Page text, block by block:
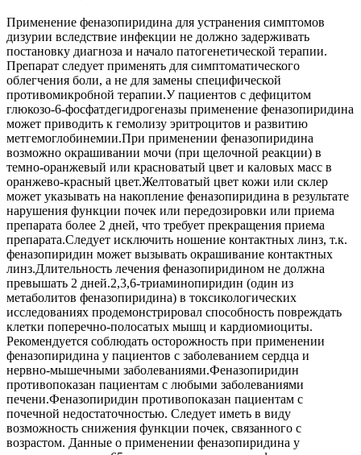
Применение феназопиридина для устранения симптомов
дизурии вследствие инфекции не должно задерживать
постановку диагноза и начало патогенетической терапии.
Препарат следует применять для симптоматического
облегчения боли, а не для замены специфической
противомикробной терапии.У пациентов с дефицитом
глюкозо-6-фосфатдегидрогеназы применение феназопиридина
может приводить к гемолизу эритроцитов и развитию
метгемоглобинемии.При применении феназопиридина
возможно окрашивании мочи (при щелочной реакции) в
темно-оранжевый или красноватый цвет и каловых масс в
оранжево-красный цвет.Желтоватый цвет кожи или склер
может указывать на накопление феназопиридина в результате
нарушения функции почек или передозировки или приема
препарата более 2 дней, что требует прекращения приема
препарата.Следует исключить ношение контактных линз, т.к.
феназопиридин может вызывать окрашивание контактных
линз.Длительность лечения феназопиридином не должна
превышать 2 дней.2,3,6-триаминопиридин (один из
метаболитов феназопиридина) в токсикологических
исследованиях продемонстрировал способность повреждать
клетки поперечно-полосатых мышц и кардиомиоциты.
Рекомендуется соблюдать осторожность при применении
феназопиридина у пациентов с заболеванием сердца и
нервно-мышечными заболеваниями.Феназопиридин
противопоказан пациентам с любыми заболеваниями
печени.Феназопиридин противопоказан пациентам с
почечной недостаточностью. Следует иметь в виду
возможность снижения функции почек, связанного с
возрастом. Данные о применении феназопиридина у